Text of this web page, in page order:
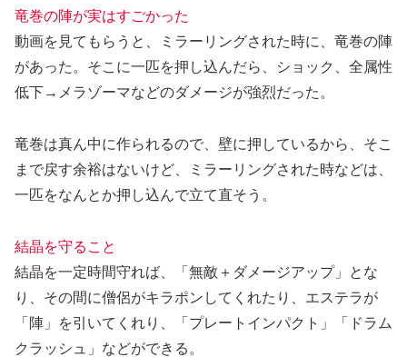
竜巻の陣が実はすごかった
動画を見てもらうと、ミラーリングされた時に、竜巻の陣
があった。そこに一匹を押し込んだら、ショック、全属性
低下→メラゾーマなどのダメージが強烈だった。
竜巻は真ん中に作られるので、壁に押しているから、そこ
まで戻す余裕はないけど、ミラーリングされた時などは、
一匹をなんとか押し込んで立て直そう。
結晶を守ること
結晶を一定時間守れば、「無敵＋ダメージアップ」とな
り、その間に僧侶がキラポンしてくれたり、エステラが
「陣」を引いてくれり、「プレートインパクト」「ドラム
クラッシュ」などができる。